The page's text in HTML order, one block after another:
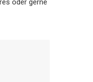
oder gerne